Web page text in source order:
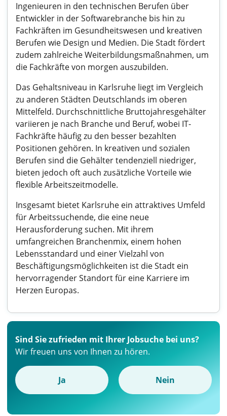
Ingenieuren in den technischen Berufen über
Entwickler in der Softwarebranche bis hin zu
Fachkräften im Gesundheitswesen und kreativen
Berufen wie Design und Medien. Die Stadt fördert
zudem zahlreiche Weiterbildungsmaßnahmen, um
die Fachkräfte von morgen auszubilden.
Das Gehaltsniveau in Karlsruhe liegt im Vergleich
zu anderen Städten Deutschlands im oberen
Mittelfeld. Durchschnittliche Bruttojahresgehälter
variieren je nach Branche und Beruf, wobei IT-
Fachkräfte häufig zu den besser bezahlten
Positionen gehören. In kreativen und sozialen
Berufen sind die Gehälter tendenziell niedriger,
bieten jedoch oft auch zusätzliche Vorteile wie
flexible Arbeitszeitmodelle.
Insgesamt bietet Karlsruhe ein attraktives Umfeld
für Arbeitssuchende, die eine neue
Herausforderung suchen. Mit ihrem
umfangreichen Branchenmix, einem hohen
Lebensstandard und einer Vielzahl von
Beschäftigungsmöglichkeiten ist die Stadt ein
hervorragender Standort für eine Karriere im
Herzen Europas.
Sind Sie zufrieden mit Ihrer Jobsuche bei uns?
Wir freuen uns von Ihnen zu hören.
Ja Nein